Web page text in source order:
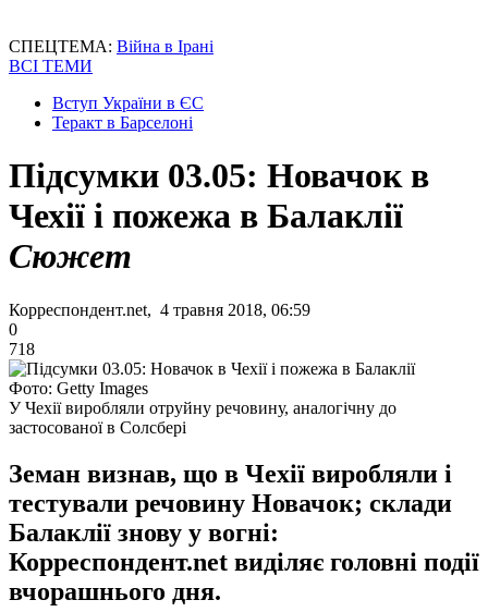
СПЕЦТЕМА: Війна в Ірані
ВСІ ТЕМИ
Вступ України в ЄС
Теракт в Барселоні
Підсумки 03.05: Новачок в
Чехії і пожежа в Балаклії
Сюжет
Корреспондент.net, 4 травня 2018, 06:59
0
718
Фото: Getty Images
У Чехії виробляли отруйну речовину, аналогічну до
застосованої в Солсбері
Земан визнав, що в Чехії виробляли і
тестували речовину Новачок; склади
Балаклії знову у вогні:
Корреспондент.net виділяє головні події
вчорашнього дня.